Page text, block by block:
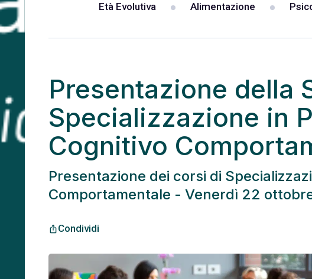
Età Evolutiva Alimentazione
Presentazione della
Specializzazione in
Cognitivo
Presentazione dei corsi di
Comportamentale - Venerdì 22
ios_shareCondividi